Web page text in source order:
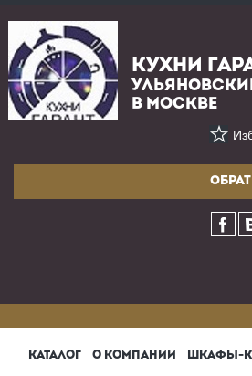
КУХНИ
В МОСКВЕ
КАТАЛОГ О КОМПАНИИ ШКАФЫ-